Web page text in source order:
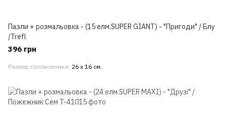
Пазли + розмальовка - (15 елм.SUPER GIANT) - "Пригоди" / Блу
/Trefl
396 грн
Размер головоломки 26 х 16 см.